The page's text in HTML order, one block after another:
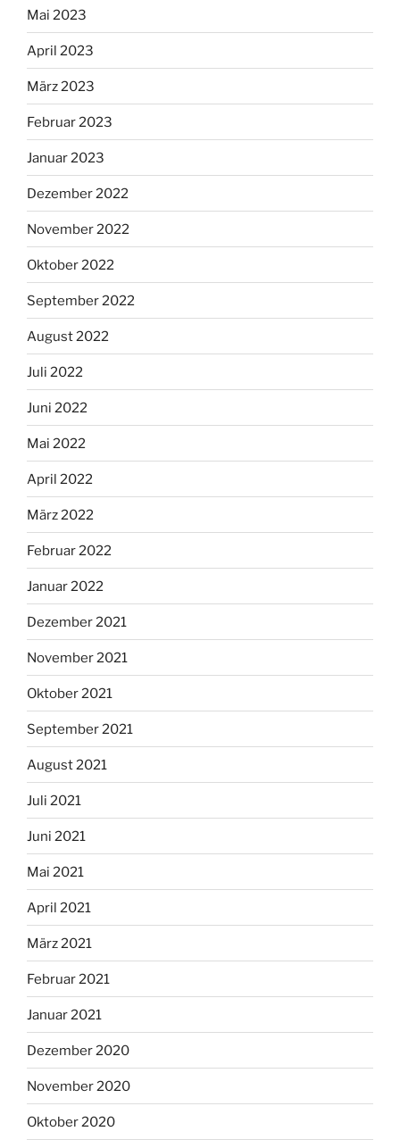
Mai 2023
April 2023
März 2023
Februar 2023
Januar 2023
Dezember 2022
November 2022
Oktober 2022
September 2022
August 2022
Juli 2022
Juni 2022
Mai 2022
April 2022
März 2022
Februar 2022
Januar 2022
Dezember 2021
November 2021
Oktober 2021
September 2021
August 2021
Juli 2021
Juni 2021
Mai 2021
April 2021
März 2021
Februar 2021
Januar 2021
Dezember 2020
November 2020
Oktober 2020